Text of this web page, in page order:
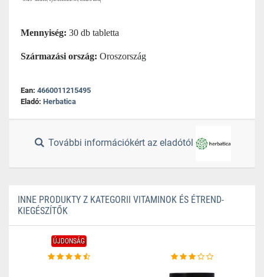
Mennyiség: 30 db tabletta
Származási ország: Oroszország
Ean: 4660011215495
Eladó: Herbatica
További információkért az eladótól
INNE PRODUKTY Z KATEGORII VITAMINOK ÉS ÉTREND-
KIEGÉSZÍTŐK
ÚJDONSÁG